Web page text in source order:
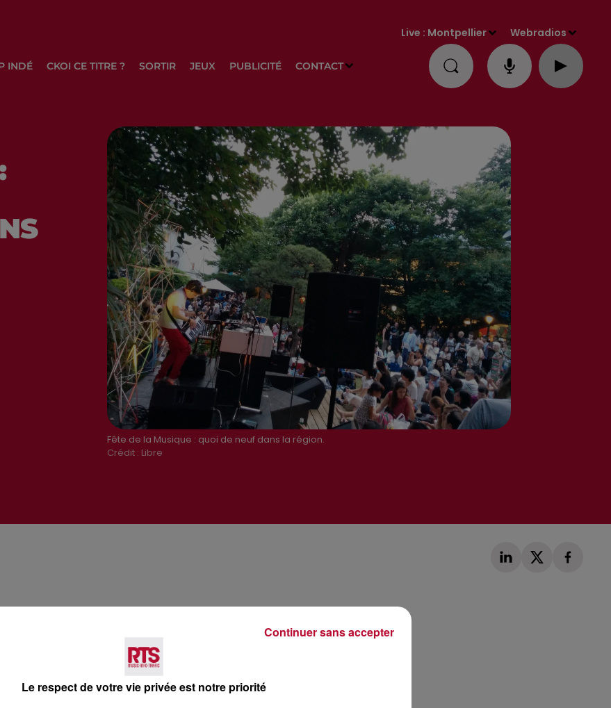
INDÉ CKOI CE TITRE ? SORTIR JEUX PUBLICITÉ CONTACT
Live : Montpellier Webradios
Fête de la Musique : quoi de neuf dans la région.
Crédit : Libre
Le respect de votre vie privée est notre priorité
Continuer sans accepter